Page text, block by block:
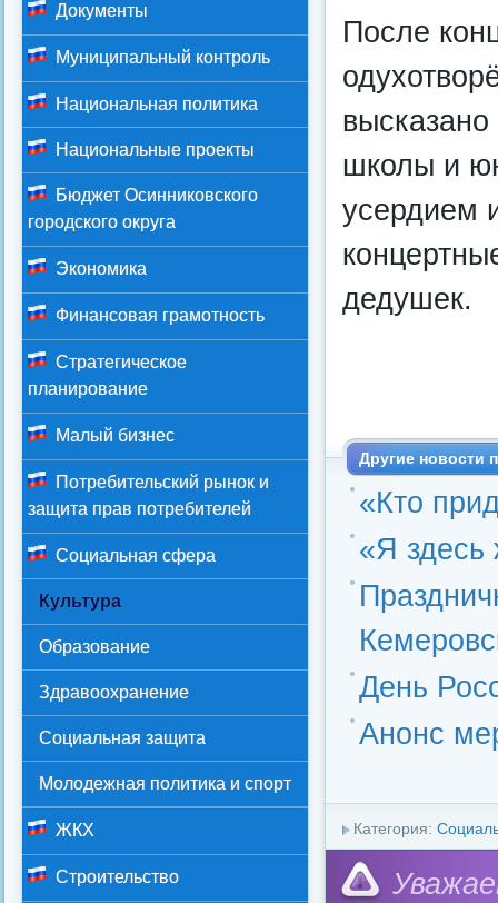
После
высказано
школы и
усердием
дедушек.
Другие новости
«Кто
«Я здесь
День
Анонс
Категория:
Документы
Муниципальный контроль
Национальная политика
Национальные проекты
Бюджет Осинниковского
городского округа
Экономика
Финансовая грамотность
Стратегическое
планирование
Малый бизнес
Потребительский рынок и
защита прав потребителей
Социальная сфера
Культура
Образование
Здравоохранение
Социальная защита
Молодежная политика и спорт
ЖКХ
Строительство